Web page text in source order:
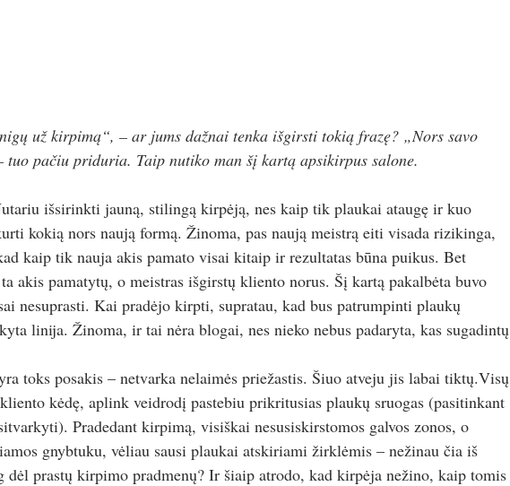
už kirpimą“, – ar jums dažnai tenka išgirsti tokią frazę? „Nors savo
pačiu priduria. Taip nutiko man šį kartą apsikirpus salone.
išsirinkti jauną, stilingą kirpėją, nes kaip tik plaukai ataugę ir kuo
kokią nors naują formą. Žinoma, pas naują meistrą eiti visada rizikinga,
kaip tik nauja akis pamato visai kitaip ir rezultatas būna puikus. Bet
akis pamatytų, o meistras išgirstų kliento norus. Šį kartą pakalbėta buvo
nesuprasti. Kai pradėjo kirpti, supratau, kad bus patrumpinti plaukų
linija. Žinoma, ir tai nėra blogai, nes nieko nebus padaryta, kas sugadintų
toks posakis – netvarka nelaimės priežastis. Šiuo atveju jis labai tiktų.Visų
kėdę, aplink veidrodį pastebiu prikritusias plaukų sruogas (pasitinkant
Pradedant kirpimą, visiškai nesusiskirstomos galvos zonos, o
gnybtuku, vėliau sausi plaukai atskiriami žirklėmis – nežinau čia iš
dėl prastų kirpimo pradmenų? Ir šiaip atrodo, kad kirpėja nežino, kaip tomis